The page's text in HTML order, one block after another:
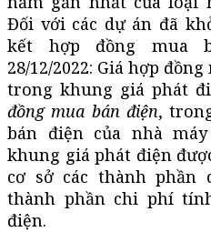
Đối với các dự án đã
kết hợp đồng mua
28/12/2022: Giá hợp
trong khung giá phát
đồng mua bán điện,
bán điện của nhà
khung giá phát điện
cơ sở các thành
thành phần chi phí
điện.